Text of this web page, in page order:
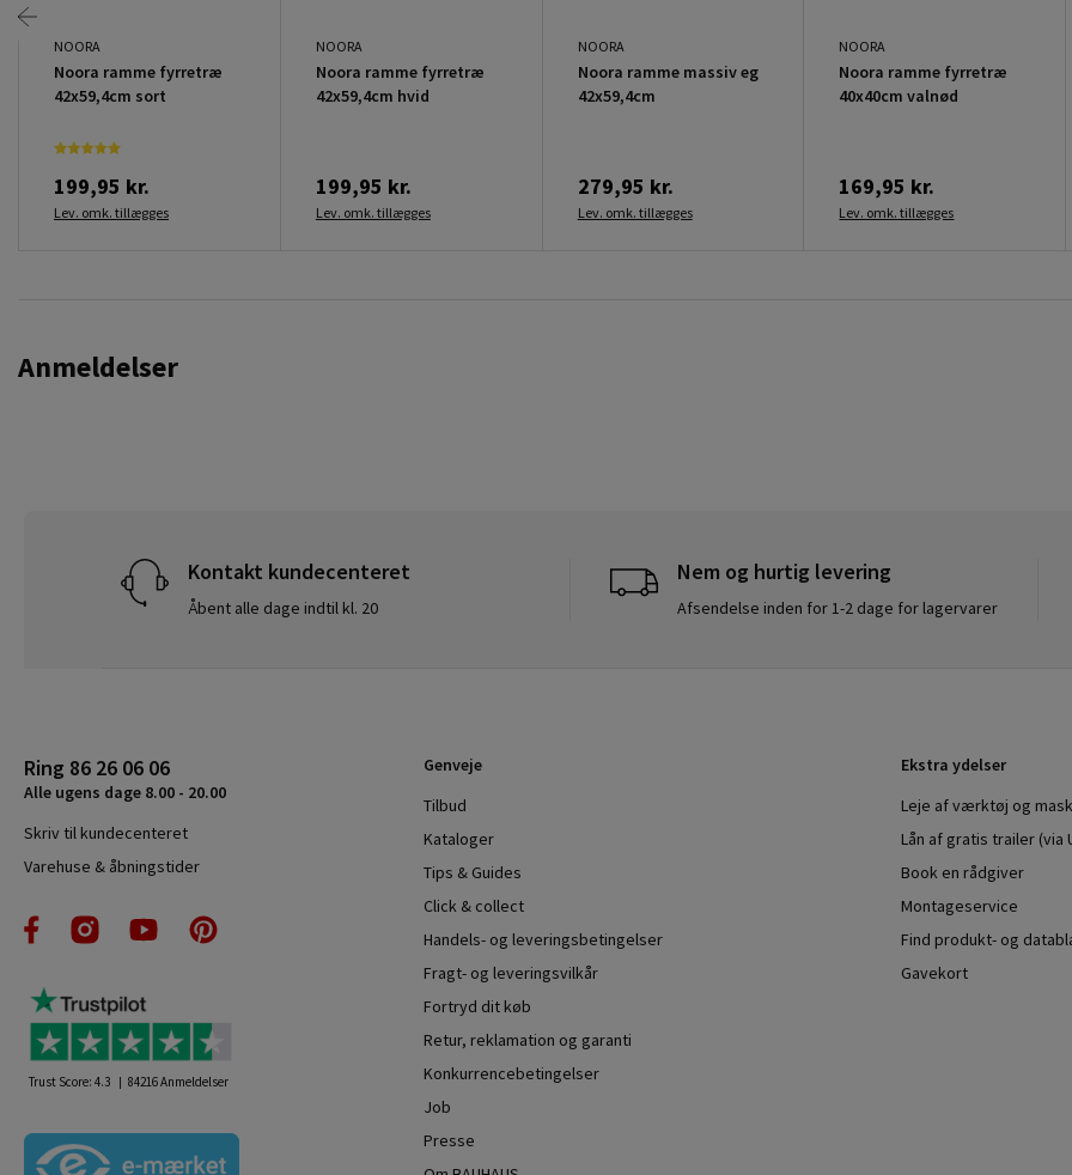
NOORA
Noora ramme fyrretræ
42x59,4cm sort
199,95 kr.
Lev. omk. tillægges
NOORA
Noora ramme fyrretræ
42x59,4cm hvid
199,95 kr.
Lev. omk. tillægges
NOORA
Noora ramme massiv eg
42x59,4cm
279,95 kr.
Lev. omk. tillægges
NOORA
Noora ramme fyrretræ
40x40cm valnød
169,95 kr.
Lev. omk. tillægges
Anmeldelser
Kontakt kundecenteret
Åbent alle dage indtil kl. 20
Nem og hurtig levering
Afsendelse inden for 1-2 dage for lagervarer
Ring 86 26 06 06
Alle ugens dage 8.00 - 20.00
Skriv til kundecenteret
Varehuse & åbningstider
Trust Score: 4.3 84216Anmeldelser
Genveje
Tilbud
Kataloger
Tips & Guides
Click & collect
Handels- og leveringsbetingelser
Fragt- og leveringsvilkår
Fortryd dit køb
Retur, reklamation og garanti
Konkurrencebetingelser
Job
Presse
Ekstra ydelser
Leje af værktøj og
Lån af gratis trailer (via
Book en rådgiver
Montageservice
Find produkt- og
Gavekort